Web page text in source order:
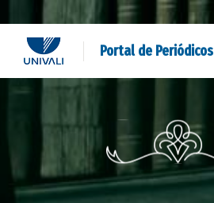
Portal de Periódicos